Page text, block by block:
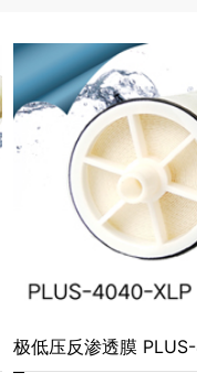
极低压反渗透膜